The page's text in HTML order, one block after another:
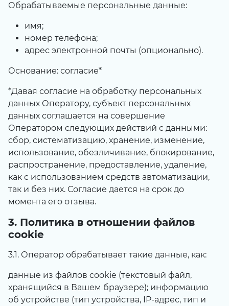
Обрабатываемые персональные данные:
имя;
номер телефона;
адрес электронной почты (опционально).
Основание: согласие*
*Давая согласие на обработку персональных
данных Оператору, субъект персональных
данных соглашается на совершение
Оператором следующих действий с данными:
сбор, систематизацию, хранение, изменение,
использование, обезличивание, блокирование,
распространение, предоставление, удаление,
как с использованием средств автоматизации,
так и без них. Согласие дается на срок до
момента его отзыва.
3. Политика в отношении файлов
cookie
3.1. Оператор обрабатывает такие данные, как:
данные из файлов cookie (текстовый файл,
хранящийся в Вашем браузере); информацию
об устройстве (тип устройства, IP-адрес, тип и